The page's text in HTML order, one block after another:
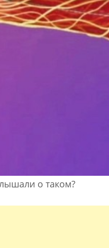
о таком?